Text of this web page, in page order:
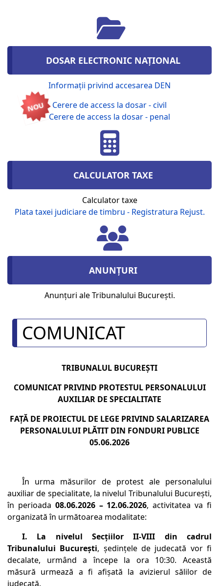
DOSAR ELECTRONIC NAȚIONAL
Informații privind accesarea DEN
NOU
Cerere de access la dosar - civil
Cerere de access la dosar - penal
CALCULATOR TAXE
Calculator taxe
Plata taxei judiciare de timbru - Registratura Rejust.
ANUNȚURI
Anunțuri ale Tribunalului București.
COMUNICAT
TRIBUNALUL BUCUREŞTI
COMUNICAT PRIVIND PROTESTUL PERSONALULUI
AUXILIAR DE SPECIALITATE
FAŢĂ DE PROIECTUL DE LEGE PRIVIND SALARIZAREA
PERSONALULUI PLĂTIT DIN FONDURI PUBLICE
05.06.2026
În urma măsurilor de protest ale personalului
auxiliar de specialitate, la nivelul Tribunalului București,
în perioada 08.06.2026 – 12.06.2026, activitatea va fi
organizată în următoarea modalitate:
I. La nivelul Secțiilor II-VIII din cadrul
Tribunalului Bucureşti, şedinţele de judecată vor fi
decalate, urmând a începe la ora 10:30. Această
măsură urmează a fi afișată la avizierul sălilor de
judecată.